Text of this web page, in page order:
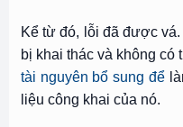
Kể từ đó, lỗi đã được
bị khai thác và không
tài nguyên bổ sung để
liệu công khai của nó.